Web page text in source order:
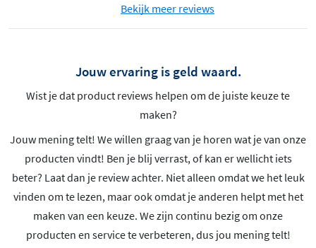
Bekijk meer reviews
Jouw ervaring is geld waard.
Wist je dat product reviews helpen om de juiste keuze te
maken?
Jouw mening telt! We willen graag van je horen wat je van onze
producten vindt! Ben je blij verrast, of kan er wellicht iets
beter? Laat dan je review achter. Niet alleen omdat we het leuk
vinden om te lezen, maar ook omdat je anderen helpt met het
maken van een keuze. We zijn continu bezig om onze
producten en service te verbeteren, dus jou mening telt!